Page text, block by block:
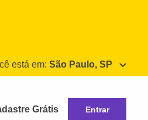
está em: São Paulo, SP
Grátis Entrar